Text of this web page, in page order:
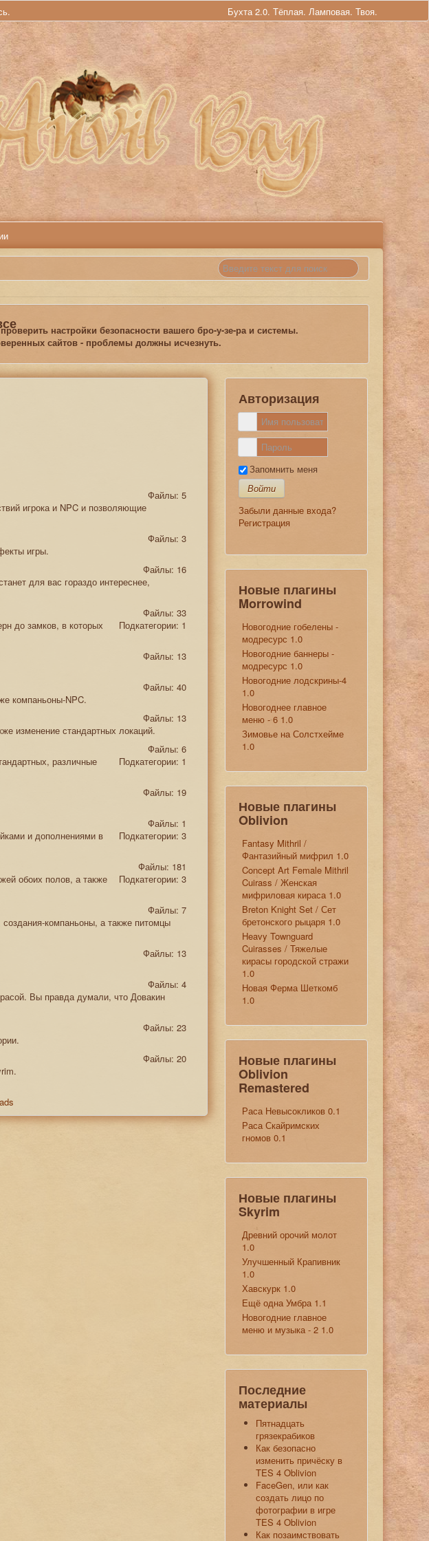
. Бухта 2.0. Тёплая. Ламповая. Твоя.
настройки безопасности вашего бро-у-зе-ра и системы.
сайтов - проблемы должны исчезнуть.
Файлы: 5
игрока и NPC и позволяющие
Файлы: 3
игры.
Файлы: 16
для вас гораздо интереснее,
Файлы: 33
Подкатегории: 1
до замков, в которых
Файлы: 13
Файлы: 40
компаньоны-NPC.
Файлы: 13
изменение стандартных локаций.
Файлы: 6
Подкатегории: 1
различные
Файлы: 19
Файлы: 1
Подкатегории: 3
и дополнениями в
Файлы: 181
Подкатегории: 3
обоих полов, а также
Файлы: 7
компаньоны, а также питомцы
Файлы: 13
Файлы: 4
Вы правда думали, что Довакин
Файлы: 23
Файлы: 20
Авторизация
Запомнить меня
Войти
Забыли данные входа?
Регистрация
Новые плагины
Morrowind
Новогодние гобелены -
модресурс 1.0
Новогодние баннеры -
модресурс 1.0
Новогодние лодскрины-4
1.0
Новогоднее главное
меню - 6 1.0
Зимовье на Солстхейме
1.0
Новые плагины
Oblivion
Fantasy Mithril /
Фантазийный мифрил 1.0
Concept Art Female Mithril
Cuirass / Женская
мифриловая кираса 1.0
Breton Knight Set / Сет
бретонского рыцаря 1.0
Heavy Townguard
Cuirasses / Тяжелые
кирасы городской стражи
1.0
Новая Ферма Шеткомб
1.0
Новые плагины
Oblivion
Remastered
Раса Невысокликов 0.1
Раса Скайримских
гномов 0.1
Новые плагины
Skyrim
Древний орочий молот
1.0
Улучшенный Крапивник
1.0
Хавскурк 1.0
Ещё одна Умбра 1.1
Новогодние главное
меню и музыка - 2 1.0
Последние
материалы
Пятнадцать
грязекрабиков
Как безопасно
изменить причёску в
TES 4 Oblivion
FaceGen, или как
создать лицо по
фотографии в игре
TES 4 Oblivion
Как позаимствовать